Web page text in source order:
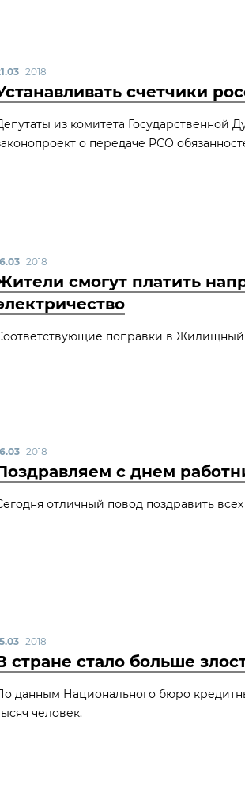
2018
счетчики
из комитета Государственной
о передаче РСО
2018
смогут платить
поправки в Жилищный
2018
с днем
отличный повод поздравить
2018
стране стало больше
данным Национального бюро
человек.